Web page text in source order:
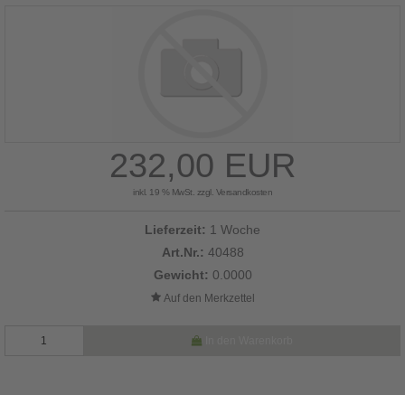
232,00 EUR
inkl. 19 % MwSt. zzgl. Versandkosten
Lieferzeit: 1 Woche
Art.Nr.: 40488
Gewicht: 0.0000